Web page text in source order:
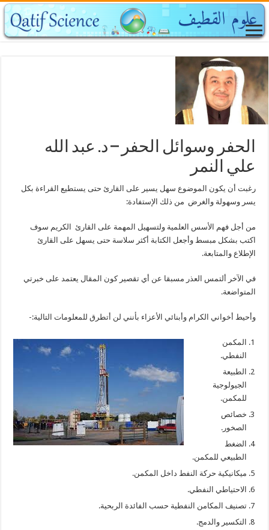
الحفر وسوائل الحفر – د. عبد الله
علي النمر
رغبت أن يكون الموضوع سهل يسير على القارئ حتى يستطيع القراءة بكل
يسر وسهولة والغرض من ذلك الإستفادة:
من أجل فهم الأسس العلمية ولتسهيل المهمة على القارئ الكريم سوف
اكتب بشكل مبسط وأجعل الكتابة أكثر سلاسة حتى يسهل على القارئ
الإطلاع والمتابعة.
في الآخر ألتمس العذر مسبقا عن أي تقصير كون المقال يعتمد على خبرتي
المتواضعة.
وأحيط أخواني الكرام وأبنائي الأعزاء بأنني لن أتطرق للمعلومات التالية:-
المكمن
النفطي.
الطبيعة
الجيولوجية
للمكمن.
خصائص
الصخور.
الضغط
الطبيعي للمكمن.
ميكانيكية حركة النفط داخل المكمن.
الاحتياطي النفطي.
تصنيف المكامن النفطية حسب الفائدة الربحية.
التكسير والدمج.